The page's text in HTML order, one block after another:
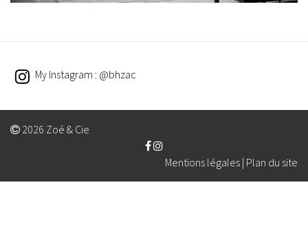
My Instagram : @bhzac
2026 Zoé & Cie
Mentions légales | Plan du site